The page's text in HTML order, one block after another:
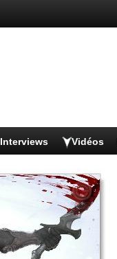
Interviews Vidéos